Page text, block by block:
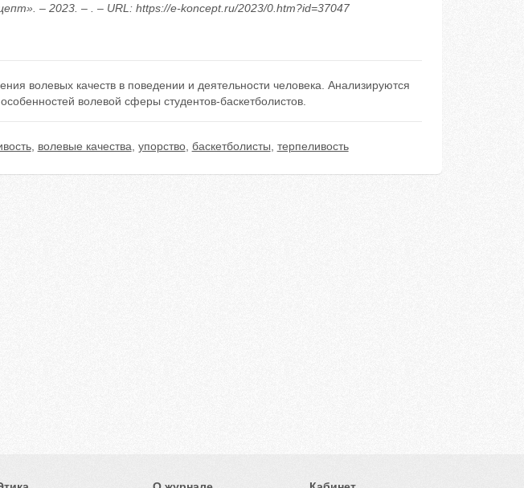
– 2023. – . – URL: https://e-koncept.ru/2023/0.htm?id=37047
волевых качеств в поведении и деятельности человека. Анализируются
волевой сферы студентов-баскетболистов.
, волевые качества упорство, баскетболисты терпеливость